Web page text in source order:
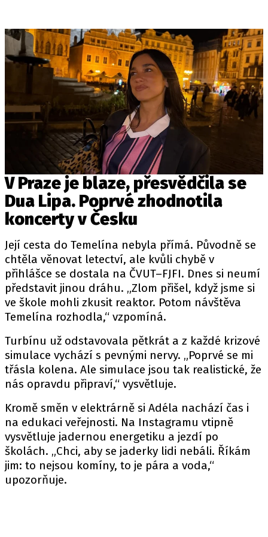
V Praze je blaze, přesvědčila se
Dua Lipa. Poprvé zhodnotila
koncerty v Česku
Její cesta do Temelína nebyla přímá. Původně se
chtěla věnovat letectví, ale kvůli chybě v
přihlášce se dostala na ČVUT–FJFI. Dnes si neumí
představit jinou dráhu. „Zlom přišel, když jsme si
ve škole mohli zkusit reaktor. Potom návštěva
Temelína rozhodla,“ vzpomíná.
Turbínu už odstavovala pětkrát a z každé krizové
simulace vychází s pevnými nervy. „Poprvé se mi
třásla kolena. Ale simulace jsou tak realistické, že
nás opravdu připraví,“ vysvětluje.
Kromě směn v elektrárně si Adéla nachází čas i
na edukaci veřejnosti. Na Instagramu vtipně
vysvětluje jadernou energetiku a jezdí po
školách. „Chci, aby se jaderky lidi nebáli. Říkám
jim: to nejsou komíny, to je pára a voda,“
upozorňuje.